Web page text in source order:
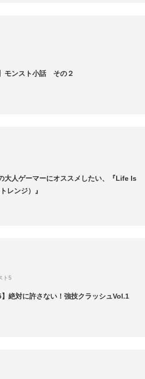
モンスト小話 その２
大人ゲーマーにオススメしたい、『Life Is
レンジ）』
ト5
】絶対に許さない！強技クラッシュVol.1